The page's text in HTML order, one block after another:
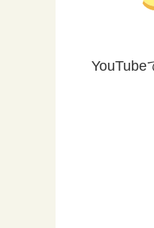
YouTube